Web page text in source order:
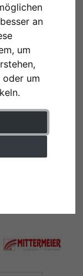
an
um
oder um